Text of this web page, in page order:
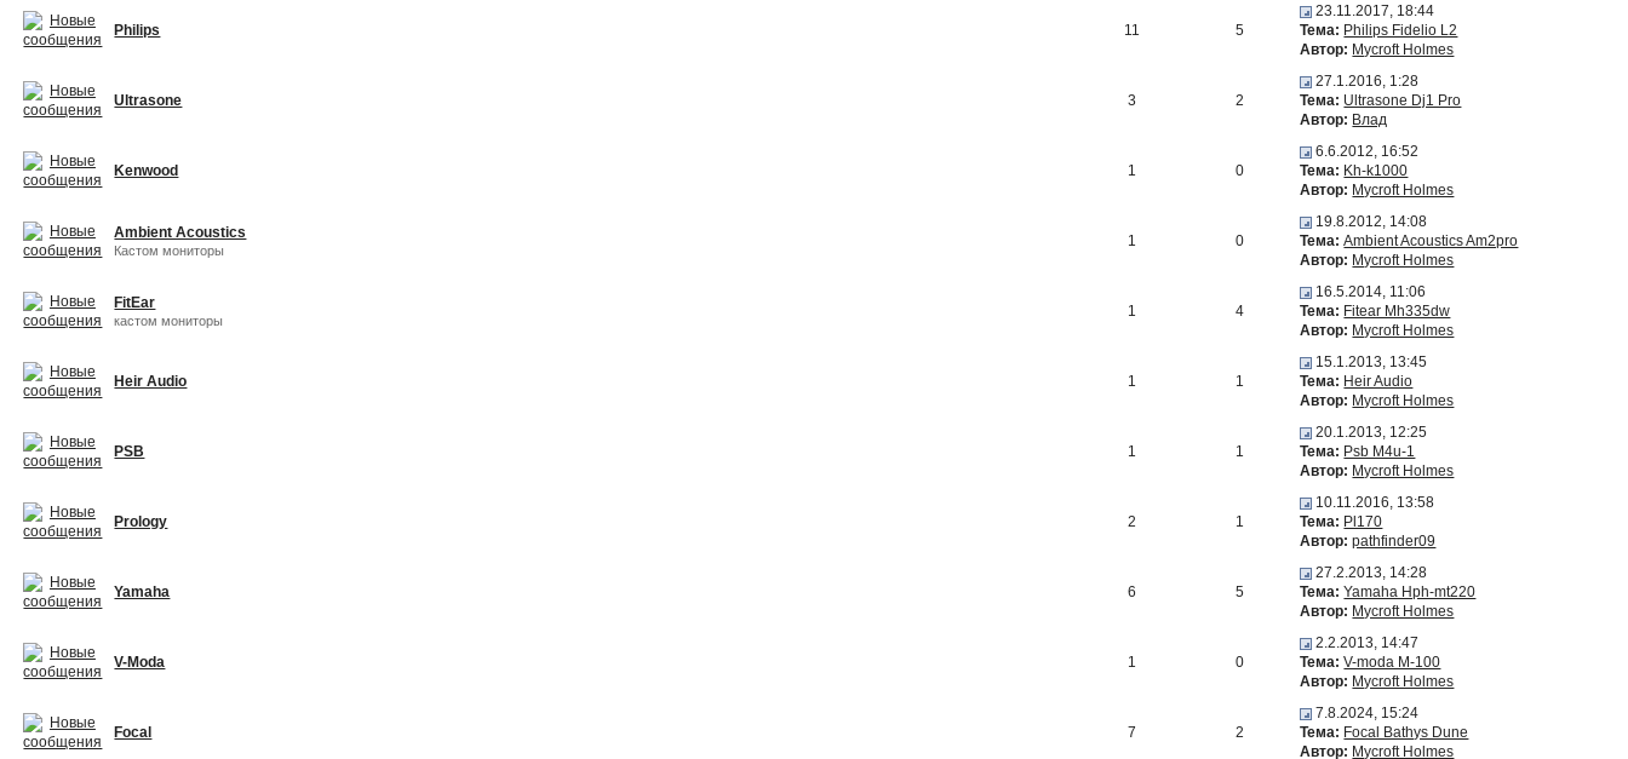
Philips 11 5
23.11.2017, 18:44
Тема: Philips Fidelio L2
Автор: Mycroft Holmes
Ultrasone 3 2
27.1.2016, 1:28
Тема: Ultrasone Dj1 Pro
Автор: Влад
Kenwood 1 0
6.6.2012, 16:52
Тема: Kh-k1000
Автор: Mycroft Holmes
Ambient Acoustics
Кастом мониторы
1 0
19.8.2012, 14:08
Тема: Ambient Acoustics Am2pro
Автор: Mycroft Holmes
FitEar
кастом мониторы
1 4
16.5.2014, 11:06
Тема: Fitear Mh335dw
Автор: Mycroft Holmes
Heir Audio 1 1
15.1.2013, 13:45
Тема: Heir Audio
Автор: Mycroft Holmes
PSB 1 1
20.1.2013, 12:25
Тема: Psb M4u-1
Автор: Mycroft Holmes
Prology 2 1
10.11.2016, 13:58
Тема: Pl170
Автор: pathfinder09
Yamaha 6 5
27.2.2013, 14:28
Тема: Yamaha Hph-mt220
Автор: Mycroft Holmes
V-Moda 1 0
2.2.2013, 14:47
Тема: V-moda M-100
Автор: Mycroft Holmes
Focal 7 2
7.8.2024, 15:24
Тема: Focal Bathys Dune
Автор: Mycroft Holmes